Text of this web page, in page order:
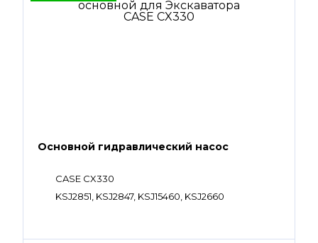
Основной гидравлический насос
CASE CX330
KSJ2851, KSJ2847, KSJ15460, KSJ2660